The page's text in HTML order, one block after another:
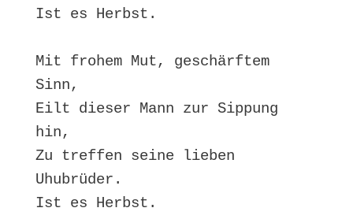
Ist es Herbst.
Mit frohem Mut, geschärftem
Sinn,
Eilt dieser Mann zur Sippung
hin,
Zu treffen seine lieben
Uhubrüder.
Ist es Herbst.